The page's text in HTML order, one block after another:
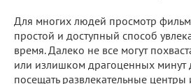
Для многих людей просмотр
простой и доступный способ
время. Далеко не все могут
или излишком драгоценных минут
посещать развлекательные центры